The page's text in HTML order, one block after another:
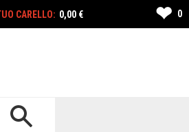
CARELLO: 0,00 € ❤ 0